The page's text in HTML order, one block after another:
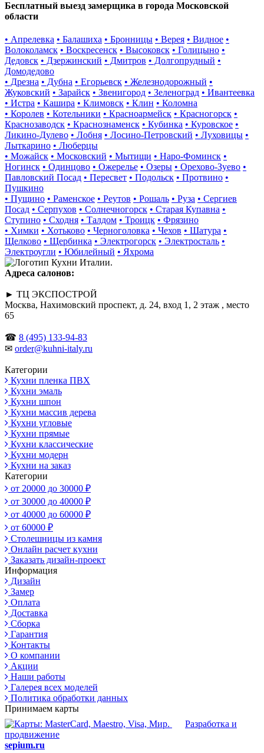
Бесплатный выезд замерщика в города Московской
области
• Апрелевка • Балашиха • Бронницы • Верея • Видное •
Волоколамск • Воскресенск • Высоковск • Голицыно •
Дедовск • Дзержинский • Дмитров • Долгопрудный •
Домодедово
• Дрезна • Дубна • Егорьевск • Железнодорожный •
Жуковский • Зарайск • Звенигород • Зеленоград • Ивантеевка
• Истра • Кашира • Климовск • Клин • Коломна
• Королев • Котельники • Красноармейск • Красногорск •
Краснозаводск • Краснознаменск • Кубинка • Куровское •
Ликино-Дулево • Лобня • Лосино-Петровский • Луховицы •
Лыткарино • Люберцы
• Можайск • Московский • Мытищи • Наро-Фоминск •
Ногинск • Одинцово • Ожерелье • Озеры • Орехово-Зуево •
Павловский Посад • Пересвет • Подольск • Протвино •
Пушкино
• Пущино • Раменское • Реутов • Рошаль • Руза • Сергиев
Посад • Серпухов • Солнечногорск • Старая Купавна •
Ступино • Сходня • Талдом • Троицк • Фрязино
• Химки • Хотьково • Черноголовка • Чехов • Шатура •
Щелково • Щербинка • Электрогорск • Электросталь •
Электроугли • Юбилейный • Яхрома
Адреса салонов:
► ТЦ ЭКСПОСТРОЙ
Москва, Нахимовский проспект, д. 24, вход 1, 2 этаж , место
65
☎ 8 (495) 133-94-83
✉ order@kuhni-italy.ru
Категории
Кухни пленка ПВХ
Кухни эмаль
Кухни шпон
Кухни массив дерева
Кухни угловые
Кухни прямые
Кухни классические
Кухни модерн
Кухни на заказ
Категории
от 20000 до 30000 ₽
от 30000 до 40000 ₽
от 40000 до 60000 ₽
от 60000 ₽
Столешницы из камня
Онлайн расчет кухни
Заказать дизайн-проект
Информация
Дизайн
Замер
Оплата
Доставка
Сборка
Гарантия
Контакты
О компании
Акции
Наши работы
Галерея всех моделей
Политика обработки данных
Принимаем карты
Разработка и
продвижение
sepium.ru